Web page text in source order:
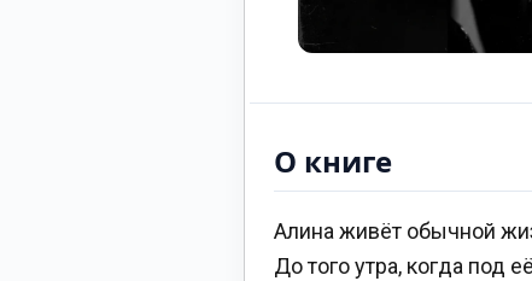
О книге
Алина живёт обычной
До того утра, когда под